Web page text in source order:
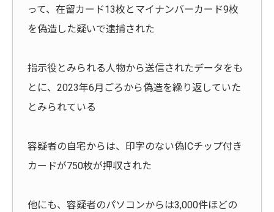
って、在留カード13枚とマイナンバーカード9枚
を偽造した疑いで逮捕された
指示役とみられる人物から送信されたデータをも
とに、2023年6月ごろから偽造を繰り返していた
とみられている
容疑者の自宅からは、印字のない偽ICチップ付き
カードが750枚が押収された
他にも、容疑者のパソコンからは3,000件ほどの